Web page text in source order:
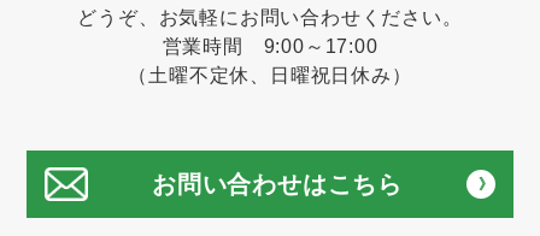
どうぞ、お気軽にお問い合わせください。
営業時間 9:00～17:00
（土曜不定休、日曜祝日休み）
お問い合わせはこちら